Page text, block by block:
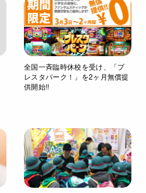
全国一斉臨時休校を受け、「プ
レスタパーク！」を2ヶ月無償提
供開始!!